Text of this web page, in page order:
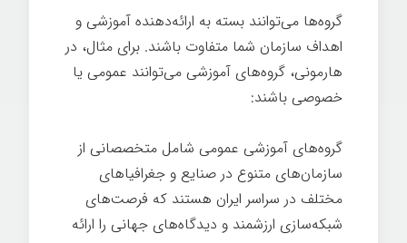
گروه‌ها می‌توانند بسته به ارائه‌دهنده آموزشی و
اهداف سازمان شما متفاوت باشند. برای مثال، در
هارمونی، گروه‌های آموزشی می‌توانند عمومی یا
خصوصی باشند:
گروه‌های آموزشی عمومی شامل متخصصانی از
سازمان‌های متنوع در صنایع و جغرافیاهای
مختلف در سراسر ایران هستند که فرصت‌های
شبکه‌سازی ارزشمند و دیدگاه‌های جهانی را ارائه